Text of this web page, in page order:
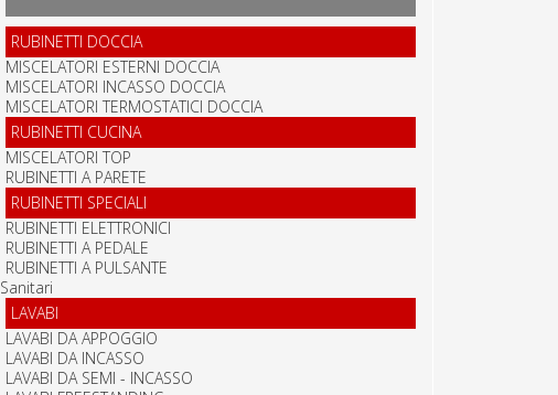
RUBINETTI DOCCIA
MISCELATORI ESTERNI DOCCIA
MISCELATORI INCASSO DOCCIA
MISCELATORI TERMOSTATICI DOCCIA
RUBINETTI CUCINA
MISCELATORI TOP
RUBINETTI A PARETE
RUBINETTI SPECIALI
RUBINETTI ELETTRONICI
RUBINETTI A PEDALE
RUBINETTI A PULSANTE
Sanitari
LAVABI
LAVABI DA APPOGGIO
LAVABI DA INCASSO
LAVABI DA SEMI - INCASSO